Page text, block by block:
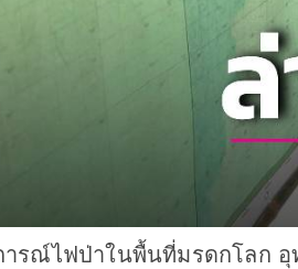
ารณ์ไฟป่าในพื้นที่มรดกโลก อุ